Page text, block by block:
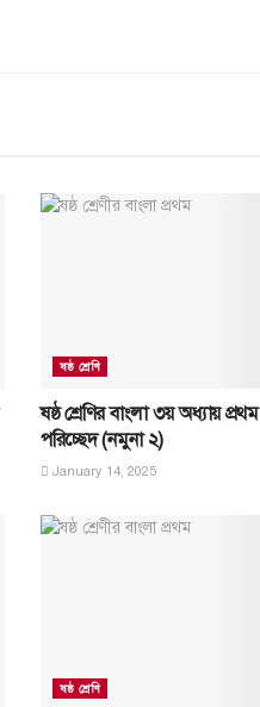
ষষ্ঠ শ্রেণি
ষষ্ঠ শ্রেণির বাংলা ৩য় অধ্যায় প্রথম
পরিচ্ছেদ (নমুনা ২)
January 14, 2025
ষষ্ঠ শ্রেণি